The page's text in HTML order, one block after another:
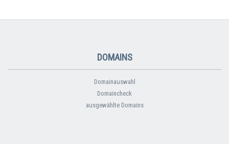
DOMAINS
Domainauswahl
Domaincheck
ausgewählte Domains